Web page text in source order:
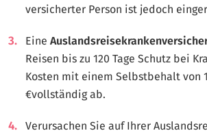
versicherter Person ist jedoch
Eine
Reisen bis zu 120 Tage Schutz bei
Kosten mit einem Selbstbehalt von
€vollständig ab.
Verursachen Sie auf Ihrer